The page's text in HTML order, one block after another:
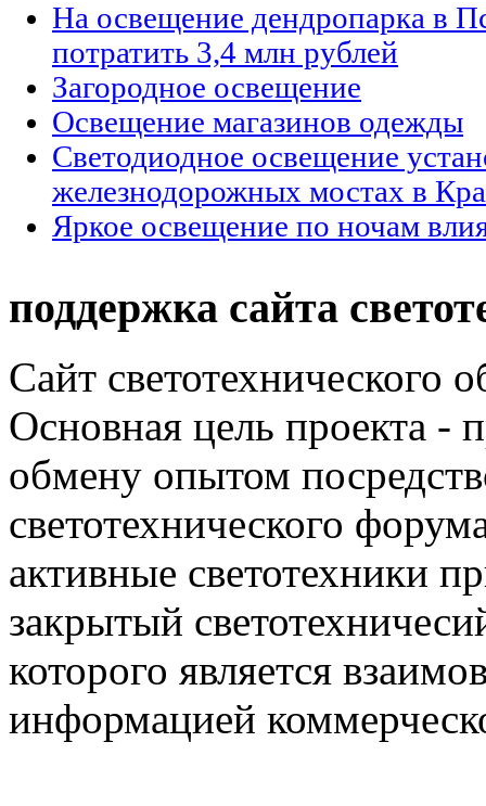
На освещение дендропарка в
потратить 3,4 млн рублей
Загородное освещение
Освещение магазинов одежды
Светодиодное освещение
железнодорожных мостах в
Яркое освещение по ночам
поддержка сайта
Сайт светотехнического
Основная цель проекта -
обмену опытом
светотехнического
активные светотехники
закрытый
которого является
информацией